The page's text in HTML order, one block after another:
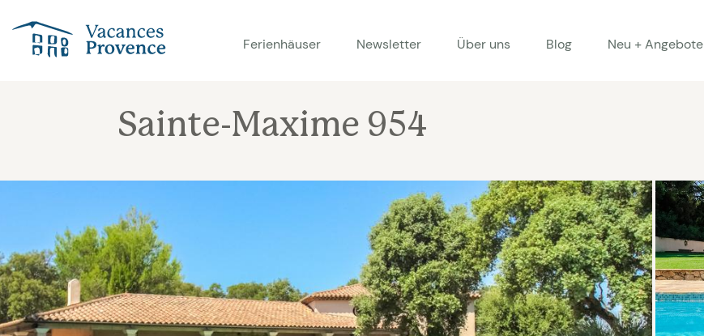
Vacances Provence
Ferienhäuser
Newsletter Über uns Blog Neu + Angebote
Sainte-Maxime 954